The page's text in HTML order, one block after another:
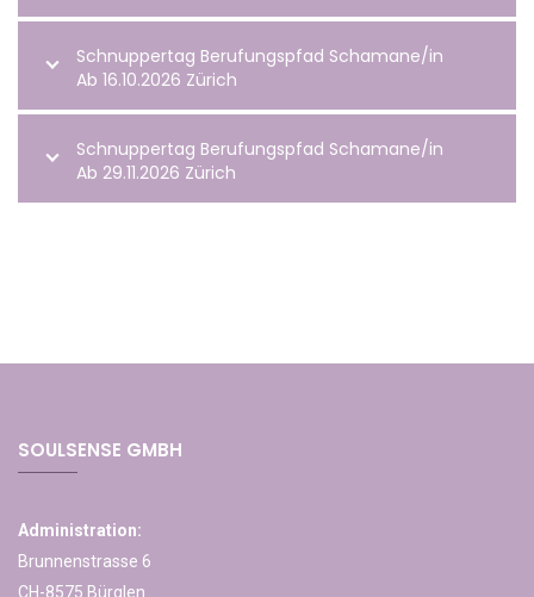
Schnuppertag Berufungspfad Schamane/in
Ab 16.10.2026 Zürich
Schnuppertag Berufungspfad Schamane/in
Ab 29.11.2026 Zürich
SOULSENSE GMBH
Administration:
Brunnenstrasse 6
CH-8575 Bürglen